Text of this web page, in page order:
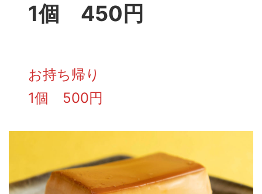
1個 450円
お持ち帰り
1個 500円